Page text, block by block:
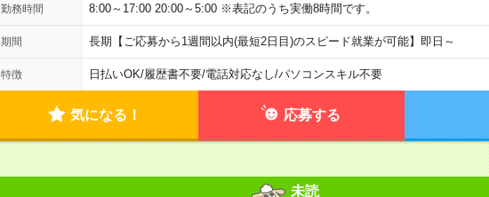
勤務時間 8:00～17:00 20:00～5:00 ※表記のうち実働8時間です。
期間 長期【ご応募から1週間以内(最短2日目)のスピード就業が可能】即日～
特徴 日払いOK/履歴書不要/電話対応なし/パソコンスキル不要
気になる！ 応募する
未読